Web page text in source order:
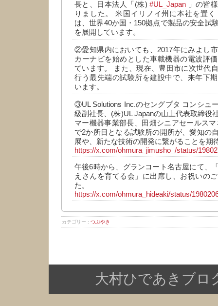
長と、日本法人「(株)#UL_Japan 」の皆
りました。 米国イリノイ州に本社を置く
は、世界40か国・150拠点で製品の安全試
を展開しています。
②愛知県内においても、2017年にみよし
カーナビを始めとした車載機器の電波評
ています。 また、現在、豊田市に次世代
行う最先端の試験所を建設中で、来年下
います。
③UL Solutions Inc.のセングプタ コンシュ
級副社長、(株)UL Japanの山上代表取締役
マー機器事業部長、田畑シニアセールス
で2か所目となる試験所の開所が、愛知の
展や、新たな技術の開発に繋がることを期
https://x.com/ohmura_jimusho_/status/
午後6時から、グランコート名古屋にて、
えさんを育てる会」に出席し、お祝いの
た。
https://x.com/ohmura_hideaki/status/
カテゴリー : つぶやき
大村ひであきブロ